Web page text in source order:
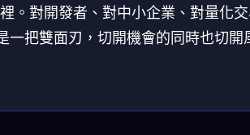
。對開發者、對中小企業、對量化
把雙面刃，切開機會的同時也切開